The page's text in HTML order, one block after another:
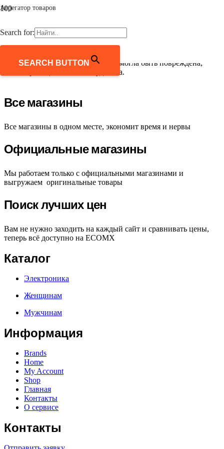
Агрегатор товаров
Search for:
SEARCH BUTTON
Страница не найдена
Ссылка, по которой вы перешли, могла быть повреждена,
либо страница могла быть удалена.
Все магазины
Все магазины в одном месте, экономит время и нервы
Официальные магазины
Мы работаем только с официальными магазинами и
выгружаем оригинальные товары
Поиск лучших цен
Вам не нужно заходить на каждый сайт и сравнивать цены,
теперь всё доступно на ECOMX
Каталог
Электроника
Женщинам
Мужчинам
Информация
Brands
Home
My Account
Shop
Главная
Контакты
О сервисе
Контакты